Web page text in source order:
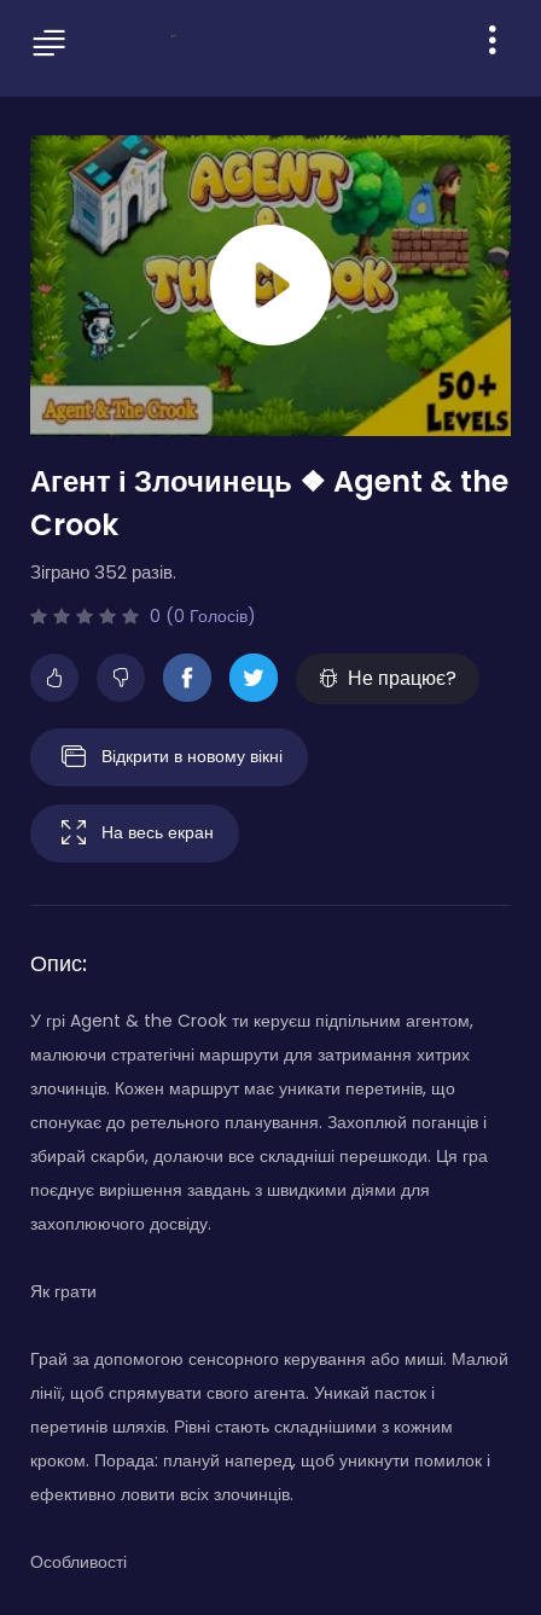
Агент і Злочинець ❖ Agent & the
Crook
Зіграно 352 разів.
0 (0 Голосів)
Не працює?
Відкрити в новому вікні
На весь екран
Опис:
У грі Agent & the Crook ти керуєш підпільним агентом,
малюючи стратегічні маршрути для затримання хитрих
злочинців. Кожен маршрут має уникати перетинів, що
спонукає до ретельного планування. Захоплюй поганців і
збирай скарби, долаючи все складніші перешкоди. Ця гра
поєднує вирішення завдань з швидкими діями для
захоплюючого досвіду.
Як грати
Грай за допомогою сенсорного керування або миші. Малюй
лінії, щоб спрямувати свого агента. Уникай пасток і
перетинів шляхів. Рівні стають складнішими з кожним
кроком. Порада: плануй наперед, щоб уникнути помилок і
ефективно ловити всіх злочинців.
Особливості